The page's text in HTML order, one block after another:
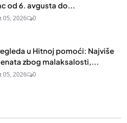
od 6. avgusta do...
05, 2026 0
u Hitnoj pomoći: Najviše
zbog malaksalosti,...
05, 2026 0